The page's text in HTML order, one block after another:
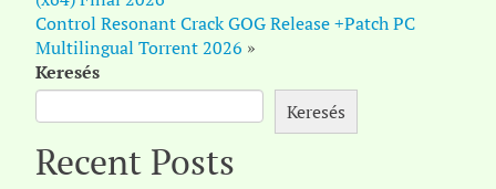
Control Resonant Crack GOG Release +Patch PC
Multilingual Torrent 2026 »
Keresés
Keresés
Recent Posts